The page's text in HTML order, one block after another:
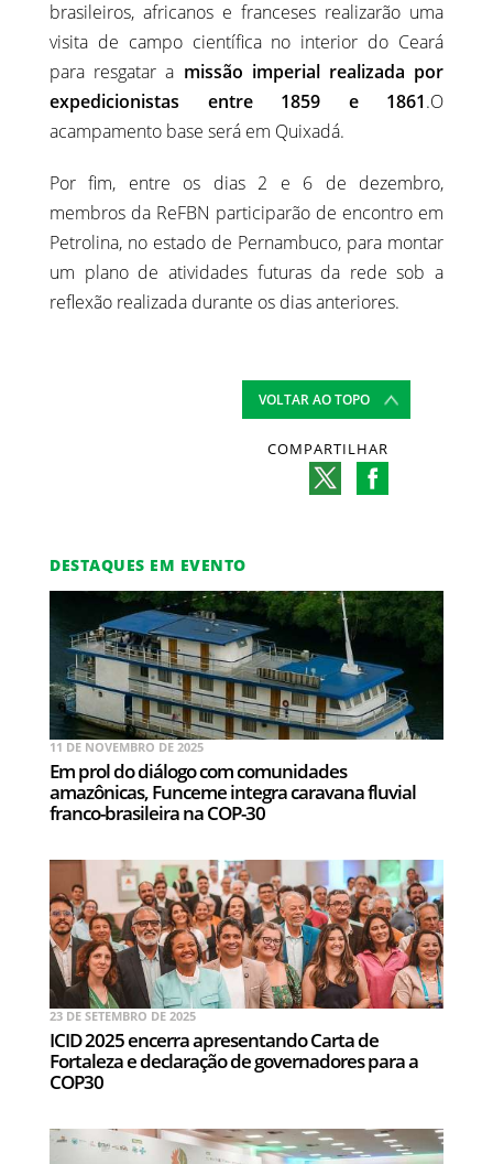
brasileiros, africanos e franceses realizarão uma
visita de campo científica no interior do Ceará
para resgatar a missão imperial realizada por
expedicionistas entre 1859 e 1861.O
acampamento base será em Quixadá.
Por fim, entre os dias 2 e 6 de dezembro,
membros da ReFBN participarão de encontro em
Petrolina, no estado de Pernambuco, para montar
um plano de atividades futuras da rede sob a
reflexão realizada durante os dias anteriores.
VOLTAR AO TOPO
COMPARTILHAR
DESTAQUES EM EVENTO
11 DE NOVEMBRO DE 2025
Em prol do diálogo com comunidades
amazônicas, Funceme integra caravana fluvial
franco-brasileira na COP-30
23 DE SETEMBRO DE 2025
ICID 2025 encerra apresentando Carta de
Fortaleza e declaração de governadores para a
COP30